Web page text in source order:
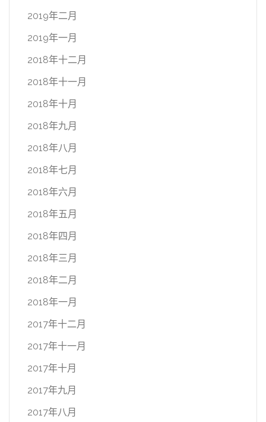
2019年二月
2019年一月
2018年十二月
2018年十一月
2018年十月
2018年九月
2018年八月
2018年七月
2018年六月
2018年五月
2018年四月
2018年三月
2018年二月
2018年一月
2017年十二月
2017年十一月
2017年十月
2017年九月
2017年八月